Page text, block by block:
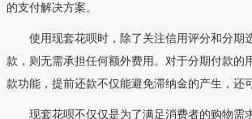
的支付解决方案。
使用现套花呗时，除了关注信用评分和分期
款，则无需承担任何额外费用。对于分期付款
款功能，提前还款不仅能避免滞纳金的产生，还
现套花呗不仅仅是为了满足消费者的购物需